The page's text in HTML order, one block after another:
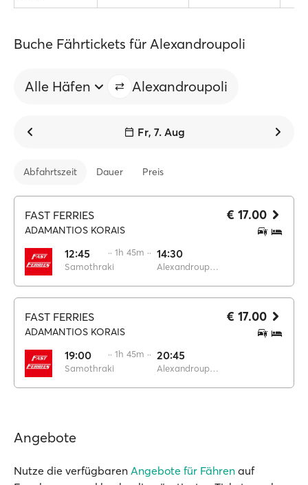
Buche Fährtickets für Alexandroupoli
Alle Häfen Alexandroupoli
Fr, 7. Aug
Abfahrtszeit Dauer Preis
FAST FERRIES
ADAMANTIOS KORAIS
12:45
Samothraki
·· 1h 45m ·· 14:30
Alexandroupoli
€ 17.00
FAST FERRIES
ADAMANTIOS KORAIS
19:00
Samothraki
·· 1h 45m ·· 20:45
Alexandroupoli
€ 17.00
Angebote
Nutze die verfügbaren Angebote für Fähren auf